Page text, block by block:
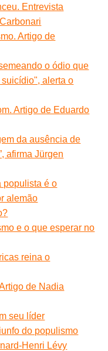
Entrevista
Artigo de
o ódio que
alerta o
Artigo de Eduardo
da ausência de
afirma Jürgen
populista é o
alemão
e o que esperar no
reina o
de Nadia
seu líder
do populismo
Henri Lévy